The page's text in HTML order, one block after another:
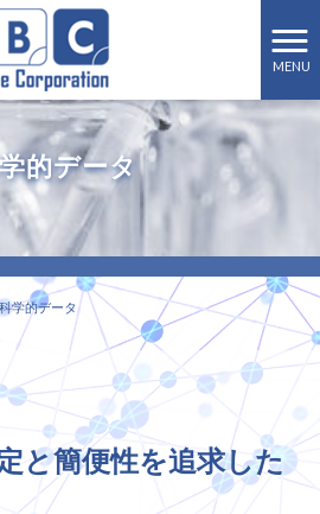
MENU
的データ
科学的データ
と簡便性を追求した